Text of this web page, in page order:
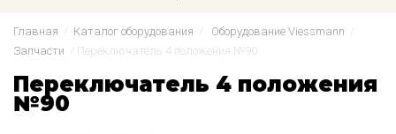
Главная Каталог оборудования Оборудование Viessmann
Запчасти
Переключатель 4 положения №90
Переключатель 4 положения
№90